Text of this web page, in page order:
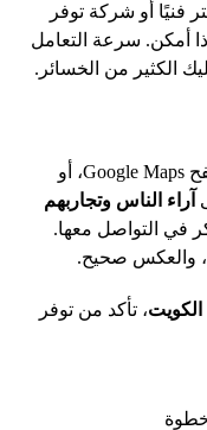
فنيًا أو شركة توفر
إذا أمكن. سرعة التعامل
الكثير من الخسائر.
لا تتجاهل تقييمات العملاء السابقين! تصفح Google Maps، أو
آراء الناس وتجاربهم
في التواصل معها.
والعكس صحيح.
، تأكد من توفر